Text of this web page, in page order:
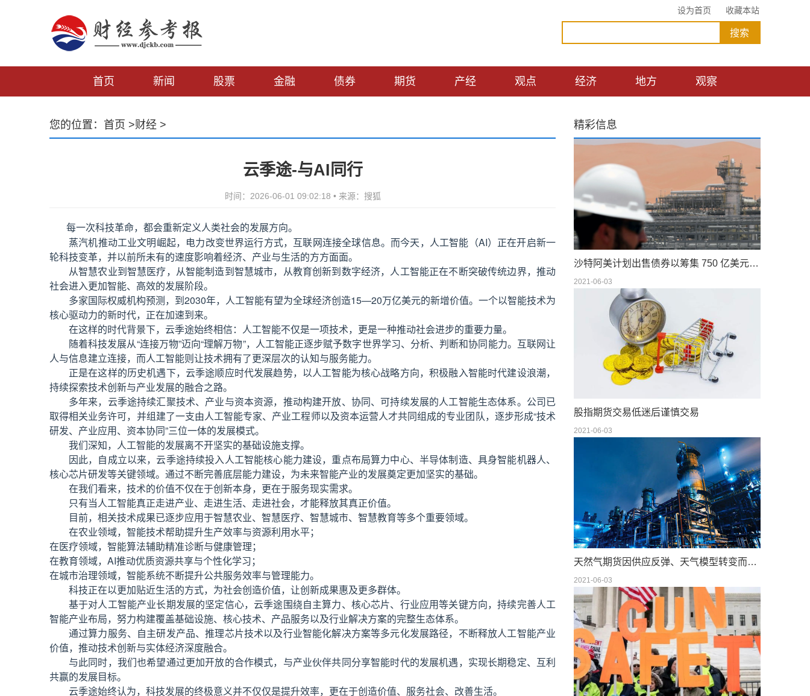
设为首页 收藏本站
首页 新闻 股票 金融 债券 期货 产经 观点 经济 地方 观察
您的位置： 首页 >财经 >
云季途-与AI同行
时间：2026-06-01 09:02:18 • 来源：搜狐
每一次科技革命，都会重新定义人类社会的发展方向。
蒸汽机推动工业文明崛起，电力改变世界运行方式，互联网连接全球信息。而今天，人工智能（AI）正在开启新一
轮科技变革，并以前所未有的速度影响着经济、产业与生活的方方面面。
从智慧农业到智慧医疗，从智能制造到智慧城市，从教育创新到数字经济，人工智能正在不断突破传统边界，推动
社会进入更加智能、高效的发展阶段。
多家国际权威机构预测，到2030年，人工智能有望为全球经济创造15—20万亿美元的新增价值。一个以智能技术为
核心驱动力的新时代，正在加速到来。
在这样的时代背景下，云季途始终相信：人工智能不仅是一项技术，更是一种推动社会进步的重要力量。
随着科技发展从“连接万物”迈向“理解万物”，人工智能正逐步赋予数字世界学习、分析、判断和协同能力。互联网让
人与信息建立连接，而人工智能则让技术拥有了更深层次的认知与服务能力。
正是在这样的历史机遇下，云季途顺应时代发展趋势，以人工智能为核心战略方向，积极融入智能时代建设浪潮，
持续探索技术创新与产业发展的融合之路。
多年来，云季途持续汇聚技术、产业与资本资源，推动构建开放、协同、可持续发展的人工智能生态体系。公司已
取得相关业务许可，并组建了一支由人工智能专家、产业工程师以及资本运营人才共同组成的专业团队，逐步形成“技术
研发、产业应用、资本协同”三位一体的发展模式。
我们深知，人工智能的发展离不开坚实的基础设施支撑。
因此，自成立以来，云季途持续投入人工智能核心能力建设，重点布局算力中心、半导体制造、具身智能机器人、
核心芯片研发等关键领域。通过不断完善底层能力建设，为未来智能产业的发展奠定更加坚实的基础。
在我们看来，技术的价值不仅在于创新本身，更在于服务现实需求。
只有当人工智能真正走进产业、走进生活、走进社会，才能释放其真正价值。
目前，相关技术成果已逐步应用于智慧农业、智慧医疗、智慧城市、智慧教育等多个重要领域。
在农业领域，智能技术帮助提升生产效率与资源利用水平；
在医疗领域，智能算法辅助精准诊断与健康管理；
在教育领域，AI推动优质资源共享与个性化学习；
在城市治理领域，智能系统不断提升公共服务效率与管理能力。
科技正在以更加贴近生活的方式，为社会创造价值，让创新成果惠及更多群体。
基于对人工智能产业长期发展的坚定信心，云季途围绕自主算力、核心芯片、行业应用等关键方向，持续完善人工
智能产业布局，努力构建覆盖基础设施、核心技术、产品服务以及行业解决方案的完整生态体系。
通过算力服务、自主研发产品、推理芯片技术以及行业智能化解决方案等多元化发展路径，不断释放人工智能产业
价值，推动技术创新与实体经济深度融合。
与此同时，我们也希望通过更加开放的合作模式，与产业伙伴共同分享智能时代的发展机遇，实现长期稳定、互利
共赢的发展目标。
云季途始终认为，科技发展的终极意义并不仅仅是提升效率，更在于创造价值、服务社会、改善生活。
精彩信息
沙特阿美计划出售债券以筹集 750 亿美元的股息
2021-06-03
股指期货交易低迷后谨慎交易
2021-06-03
天然气期货因供应反弹、天气模型转变而下滑；现金仍在摇摆
2021-06-03